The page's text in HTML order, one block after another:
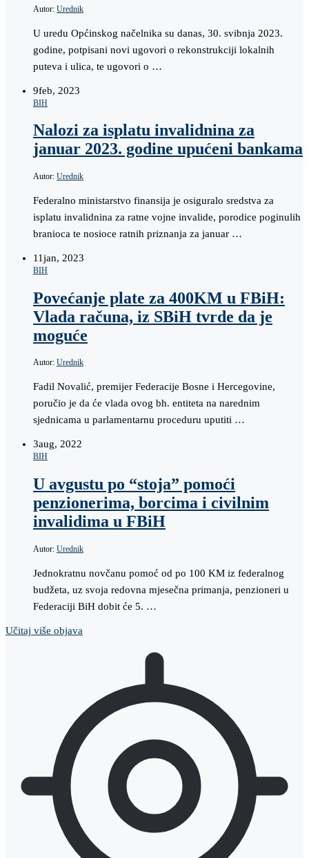
Autor: Urednik
U uredu Općinskog načelnika su danas, 30. svibnja 2023.
godine, potpisani novi ugovori o rekonstrukciji lokalnih
puteva i ulica, te ugovori o …
9feb, 2023
BIH
Nalozi za isplatu invalidnina za
januar 2023. godine upućeni bankama
Autor: Urednik
Federalno ministarstvo finansija je osiguralo sredstva za
isplatu invalidnina za ratne vojne invalide, porodice poginulih
branioca te nosioce ratnih priznanja za januar …
11jan, 2023
BIH
Povećanje plate za 400KM u FBiH:
Vlada računa, iz SBiH tvrde da je
moguće
Autor: Urednik
Fadil Novalić, premijer Federacije Bosne i Hercegovine,
poručio je da će vlada ovog bh. entiteta na narednim
sjednicama u parlamentarnu proceduru uputiti …
3aug, 2022
BIH
U avgustu po “stoja” pomoći
penzionerima, borcima i civilnim
invalidima u FBiH
Autor: Urednik
Jednokratnu novčanu pomoć od po 100 KM iz federalnog
budžeta, uz svoja redovna mjesečna primanja, penzioneri u
Federaciji BiH dobit će 5. …
Učitaj više objava